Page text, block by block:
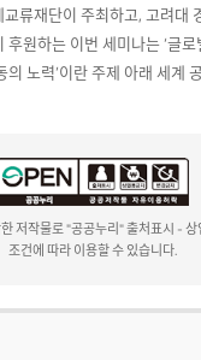
류재단이 주최하고, 고려대
후원하는 이번 세미나는 ‘글
노력’이란 주제 아래 세계
저작물로 "공공누리" 출처표시 - 상
조건에 따라 이용할 수 있습니다.